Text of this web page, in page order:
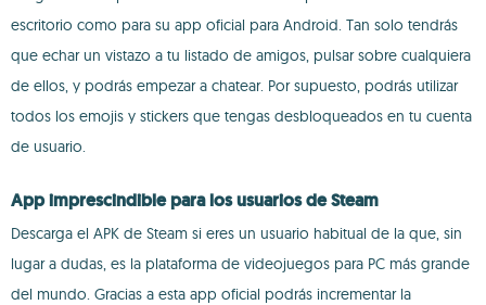
escritorio como para su app oficial para Android. Tan solo tendrás
que echar un vistazo a tu listado de amigos, pulsar sobre cualquiera
de ellos, y podrás empezar a chatear. Por supuesto, podrás utilizar
todos los emojis y stickers que tengas desbloqueados en tu cuenta
de usuario.
App imprescindible para los usuarios de Steam
Descarga el APK de Steam si eres un usuario habitual de la que, sin
lugar a dudas, es la plataforma de videojuegos para PC más grande
del mundo. Gracias a esta app oficial podrás incrementar la